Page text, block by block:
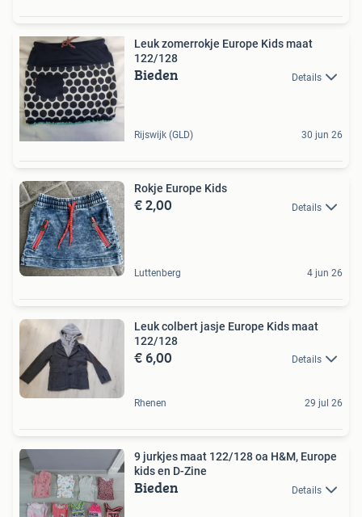
Leuk zomerrokje Europe Kids maat
122/128
Bieden Details
Rijswijk (GLD) 30 jun 26
Rokje Europe Kids
€ 2,00 Details
Luttenberg 4 jun 26
Leuk colbert jasje Europe Kids maat
122/128
€ 6,00 Details
Rhenen 29 jul 26
9 jurkjes maat 122/128 oa H&M, Europe
kids en D-Zine
Bieden Details